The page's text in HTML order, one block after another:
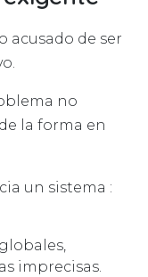
acusado de ser
no
la forma en
un sistema :
imprecisas.